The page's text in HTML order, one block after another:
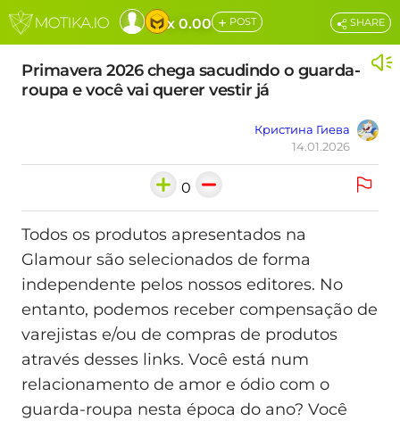
x 0.00 + POST
Primavera 2026 chega sacudindo o guarda-
roupa e você vai querer vestir já
Кристина Гиева
14.01.2026
SHARE
0
Todos os produtos apresentados na
Glamour são selecionados de forma
independente pelos nossos editores. No
entanto, podemos receber compensação de
varejistas e/ou de compras de produtos
através desses links. Você está num
relacionamento de amor e ódio com o
guarda-roupa nesta época do ano? Você